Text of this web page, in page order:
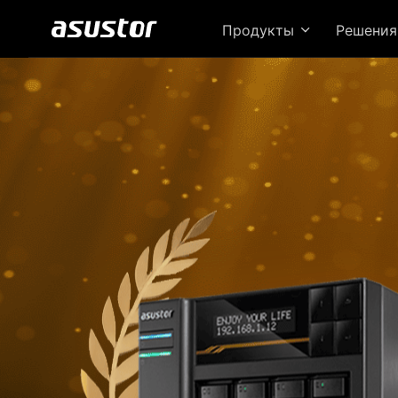
Продукты